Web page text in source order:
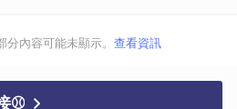
內容可能未顯示。 查看資訊
⚾